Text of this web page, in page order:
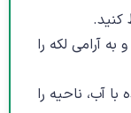
کنید.
آرامی لکه را
آب، ناحیه را